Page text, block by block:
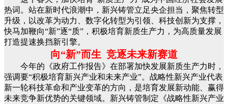
热词。站在新时代浪潮中，新兴铸管立足央企担当，聚焦转型
升级，以改革为动力、数字化转型为引领、科技创新为支撑，
快马加鞭向“新”逐“质”，积极培育新质生产力，为高质量发展
打造提速换挡新引擎。
向“新”而生 竞逐未来新赛道
今年的《政府工作报告》在部署加快发展新质生产力时，
强调要“积极培育新兴产业和未来产业”。战略性新兴产业代表
新一轮科技革命和产业变革的方向，是培育发展新动能、赢得
未来竞争新优势的关键领域。新兴铸管制定《战略性新兴产业